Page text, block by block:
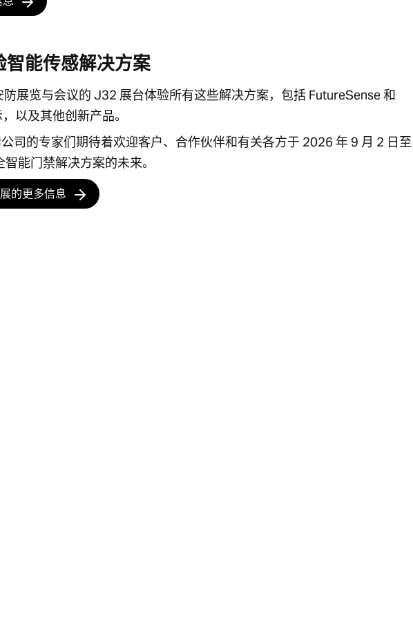
智能传感解决方案
展览与会议的 J32 展台体验所有这些解决方案，包括 FutureSense 和
以及其他创新产品。
司的专家们期待着欢迎客户、合作伙伴和有关各方于 2026 年 9 月 2 日
能门禁解决方案的未来。
的更多信息